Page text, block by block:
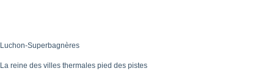
Luchon-Superbagnères
La reine des villes thermales pied des pistes